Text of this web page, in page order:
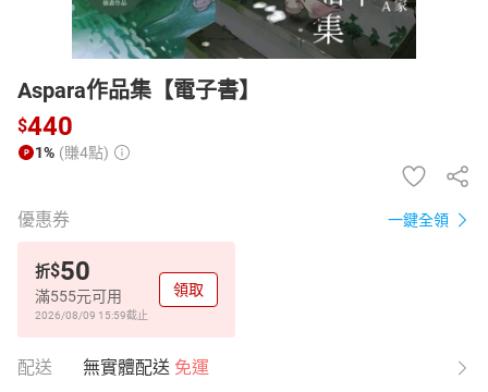
Aspara作品集【電子書】
$440
1% (賺4點)
優惠券 一鍵全領
折$50
滿555元可用
2026/08/09 15:59截止
領取
配送 無實體配送 免運